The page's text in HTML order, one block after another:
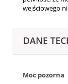
wejściowego
DANE
Moc pozorna